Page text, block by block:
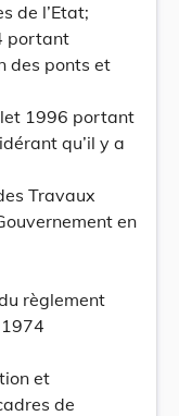
de l’Etat;
portant
des ponts et
1996 portant
qu’il y a
Travaux
en
règlement
et
de